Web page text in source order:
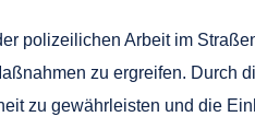
polizeilichen Arbeit im
zu ergreifen. Durch
zu gewährleisten und die